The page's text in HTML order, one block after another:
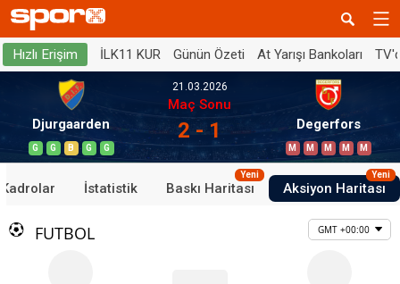
Hızlı Erişim İLK11 KUR Günün Özeti At Yarışı Bankoları
Djurgaarden
G G B G G
21.03.2026
Maç Sonu
2 - 1 Degerfors
M M M M M
Kadrolar İstatistik Baskı Haritası
Yeni
Aksiyon Haritası
Yeni
FUTBOL GMT +00:00